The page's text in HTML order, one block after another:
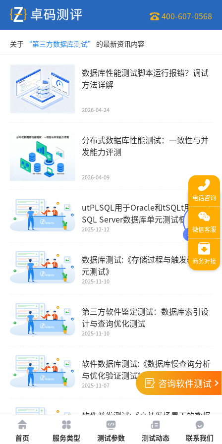
400-607-0568
关于 “第三方数据库测试” 的最新资讯内容
数据库性能测试脚本运行报错？调试
方法详解
2026-04-24
分布式数据库性能测试：一致性与并
发能力评测
2026-04-09
utPLSQL用于Oracle和tSQLt用于
SQL Server数据库单元测试框架入门
2025-12-12
数据库测试:《存储过程与触发器的单
元测试》
2025-11-10
第三方软件鉴定测试：数据库索引设
计与查询优化测试
2025-11-10
软件数据库测试:《数据库慢查询分析
与优化验证测试》
2025-11-07
软件并发测试:《高并发场景下的数据
库压力测试指南》
2025-11-07
咨询软件测试
首页 服务类型 测试参数 测试动态 联系我们